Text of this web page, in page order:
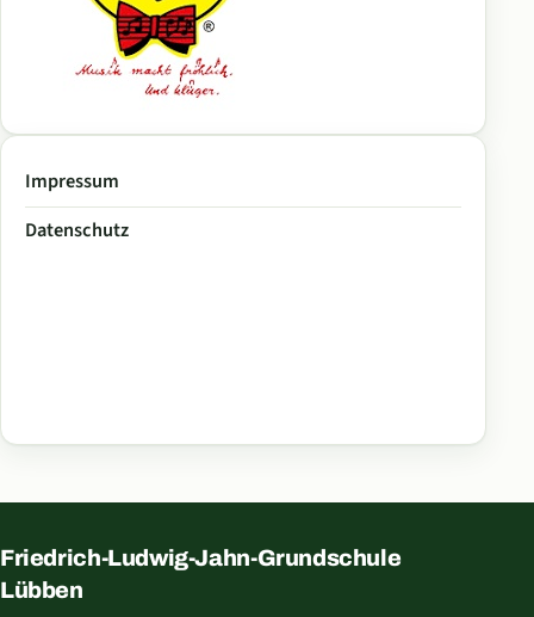
Impressum
Datenschutz
Friedrich-Ludwig-Jahn-Grundschule
Lübben